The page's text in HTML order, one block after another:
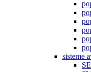
sisteme